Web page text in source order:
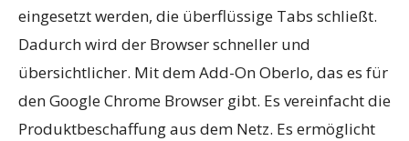
eingesetzt werden, die überflüssige Tabs schließt.
Dadurch wird der Browser schneller und
übersichtlicher. Mit dem Add-On Oberlo, das es für
den Google Chrome Browser gibt. Es vereinfacht die
Produktbeschaffung aus dem Netz. Es ermöglicht